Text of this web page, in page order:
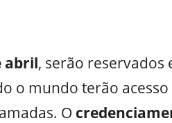
abril, serão reservados
o mundo terão
O